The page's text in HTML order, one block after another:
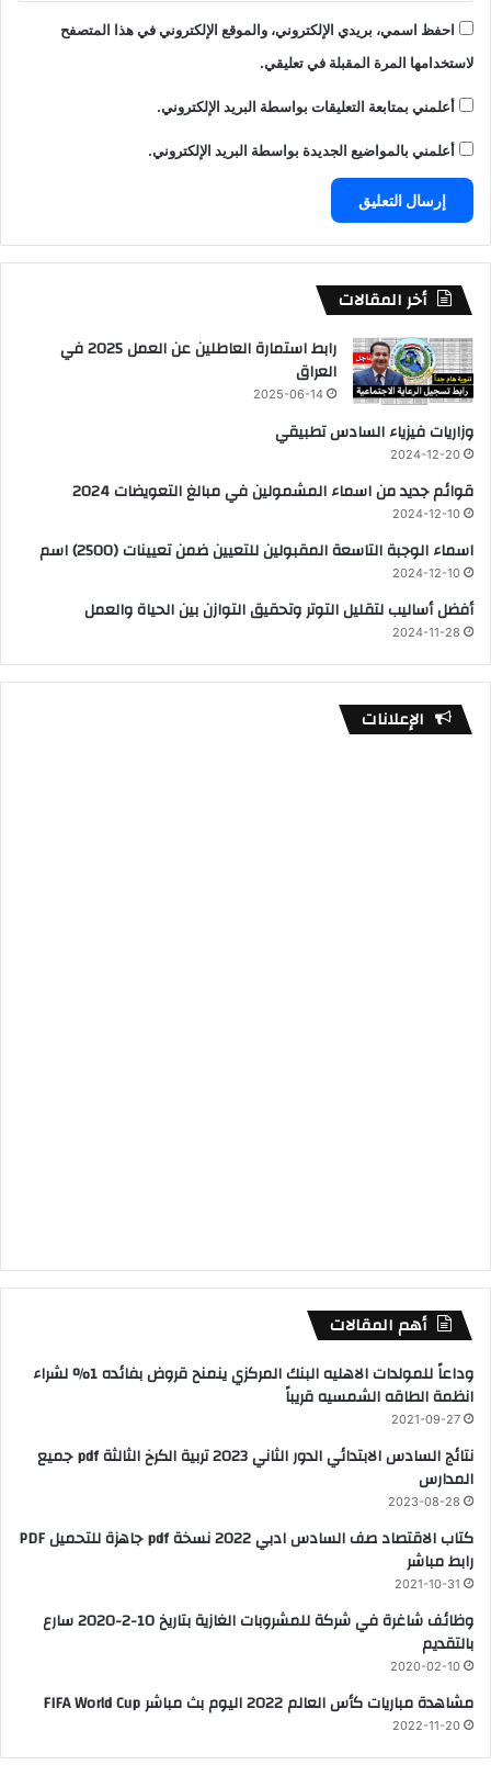
احفظ اسمي، بريدي الإلكتروني، والموقع الإلكتروني في هذا المتصفح
لاستخدامها المرة المقبلة في تعليقي.
أعلمني بمتابعة التعليقات بواسطة البريد الإلكتروني.
أعلمني بالمواضيع الجديدة بواسطة البريد الإلكتروني.
أخر المقالات
رابط استمارة العاطلين عن العمل 2025 في
العراق
2025-06-14
وزاريات فيزياء السادس تطبيقي
2024-12-20
قوائم جديد من اسماء المشمولين في مبالغ التعويضات 2024
2024-12-10
اسماء الوجبة التاسعة المقبولين للتعيين ضمن تعيينات (2500) اسم
2024-12-10
أفضل أساليب لتقليل التوتر وتحقيق التوازن بين الحياة والعمل
2024-11-28
الإعلانات
أهم المقالات
وداعاً للمولدات الاهليه البنك المركزي ينمنح قروض بفائده 1% لشراء
انظمة الطاقه الشمسيه قريباً
2021-09-27
نتائج السادس الابتدائي الدور الثاني 2023 تربية الكرخ الثالثة pdf جميع
المدارس
2023-08-28
كتاب الاقتصاد صف السادس ادبي 2022 نسخة pdf جاهزة للتحميل PDF
رابط مباشر
2021-10-31
وظائف شاغرة في شركة للمشروبات الغازية بتاريخ 10-2-2020 سارع
بالتقديم
2020-02-10
مشاهدة مباريات كأس العالم 2022 اليوم بث مباشر FIFA World Cup
2022-11-20